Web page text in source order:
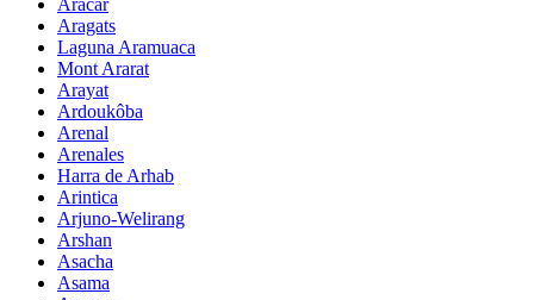
Aragats
Laguna Aramuaca
Mont Ararat
Arayat
Ardoukôba
Arenal
Arenales
Harra de Arhab
Arintica
Arjuno-Welirang
Arshan
Asacha
Asama